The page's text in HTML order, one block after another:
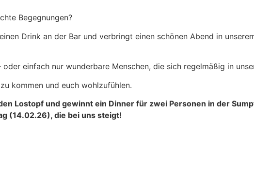
Begegnungen?
Drink an der Bar und verbringt einen schönen Abend in
einfach nur wunderbare Menschen, die sich regelmäßig in
kommen und euch wohlzufühlen.
Lostopf und gewinnt ein Dinner für zwei Personen in der
(14.02.26), die bei uns steigt!